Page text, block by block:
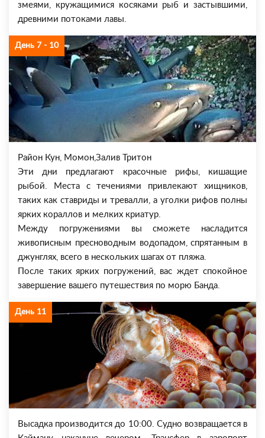
змеями, кружащимися косяками рыб и застывшими,
древними потоками лавы.
День 7 - 10
Район Кун, Момон,Залив Тритон
Эти дни предлагают красочные рифы, кишащие
рыбой. Места с течениями привлекают хищников,
таких как ставриды и тревалли, а уголки рифов полны
ярких кораллов и мелких криатур.
Между погружениями вы сможете насладится
живописным пресноводным водопадом, спрятанным в
джунглях, всего в нескольких шагах от пляжа.
После таких ярких погружений, вас ждет спокойное
завершение вашего путешествия по морю Банда.
День 11
Высадка производится до 10:00. Судно возвращается в